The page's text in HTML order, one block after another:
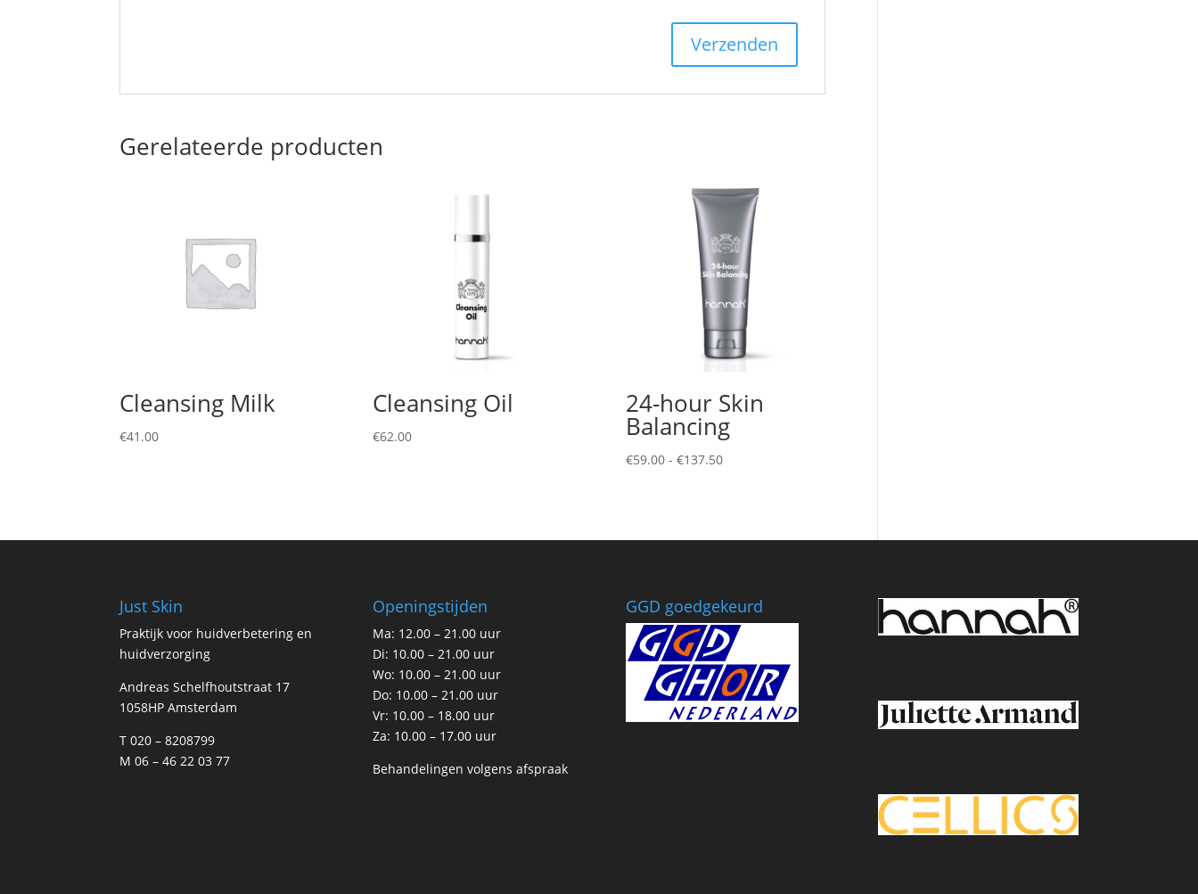
Gerelateerde producten
Cleansing Milk
€41.00
Cleansing Oil
€62.00
24-hour Skin
Balancing
€59.00 - €137.50Prijsklasse:
Just Skin
Praktijk voor huidverbetering en
huidverzorging
Andreas Schelfhoutstraat 17
1058HP Amsterdam
T 020 – 8208799
M 06 – 46 22 03 77
Openingstijden
Ma: 12.00 – 21.00 uur
Di: 10.00 – 21.00 uur
Wo: 10.00 – 21.00 uur
Do: 10.00 – 21.00 uur
Vr: 10.00 – 18.00 uur
Za: 10.00 – 17.00 uur
Behandelingen volgens afspraak
GGD goedgekeurd